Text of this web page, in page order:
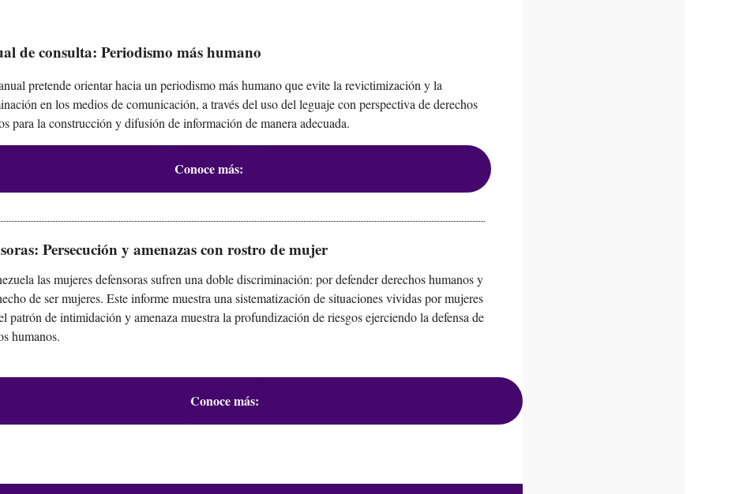
de consulta: Periodismo más humano
pretende orientar hacia un periodismo más humano que evite la revictimización y la
en los medios de comunicación, a través del uso del leguaje con perspectiva de derechos
para la construcción y difusión de información de manera adecuada.
Conoce más:
Persecución y amenazas con rostro de mujer
las mujeres defensoras sufren una doble discriminación: por defender derechos humanos y
de ser mujeres. Este informe muestra una sistematización de situaciones vividas por mujeres
patrón de intimidación y amenaza muestra la profundización de riesgos ejerciendo la defensa de
humanos.
Conoce más: